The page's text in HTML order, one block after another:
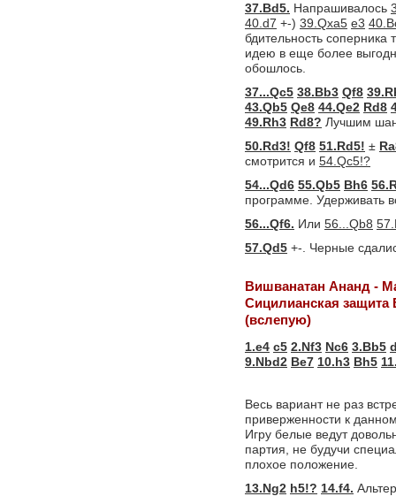
37.Bd5. Напрашивалось
40.d7 +-) 39.Qxa5 e3
бдительность соперника
идею в еще более
обошлось.
37...Qc5 38.Bb3 Qf8
43.Qb5 Qe8 44.Qe2 Rd8
49.Rh3 Rd8? Лучшим
50.Rd3! Qf8 51.Rd5! ±
смотрится и 54.Qc5!?
54...Qd6 55.Qb5 Bh6
программе. Удерживать
56...Qf6. Или 56...Qb8
57.Qd5 +-. Черные
Вишванатан Ананд -
Сицилианская защита
(вслепую)
1.e4 c5 2.Nf3 Nc6 3.Bb5
9.Nbd2 Be7 10.h3 Bh5
Весь вариант не раз
приверженности к
Игру белые ведут
партия, не будучи
плохое положение.
13.Ng2 h5!? 14.f4.